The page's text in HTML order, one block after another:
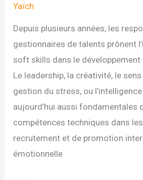
Yaïch
Depuis plusieurs années, les
gestionnaires de talents prônent
soft skills dans le
Le leadership, la créativité, le
gestion du stress, ou
aujourd’hui aussi fondamentales
compétences techniques dans
recrutement et de promotion
émotionnelle